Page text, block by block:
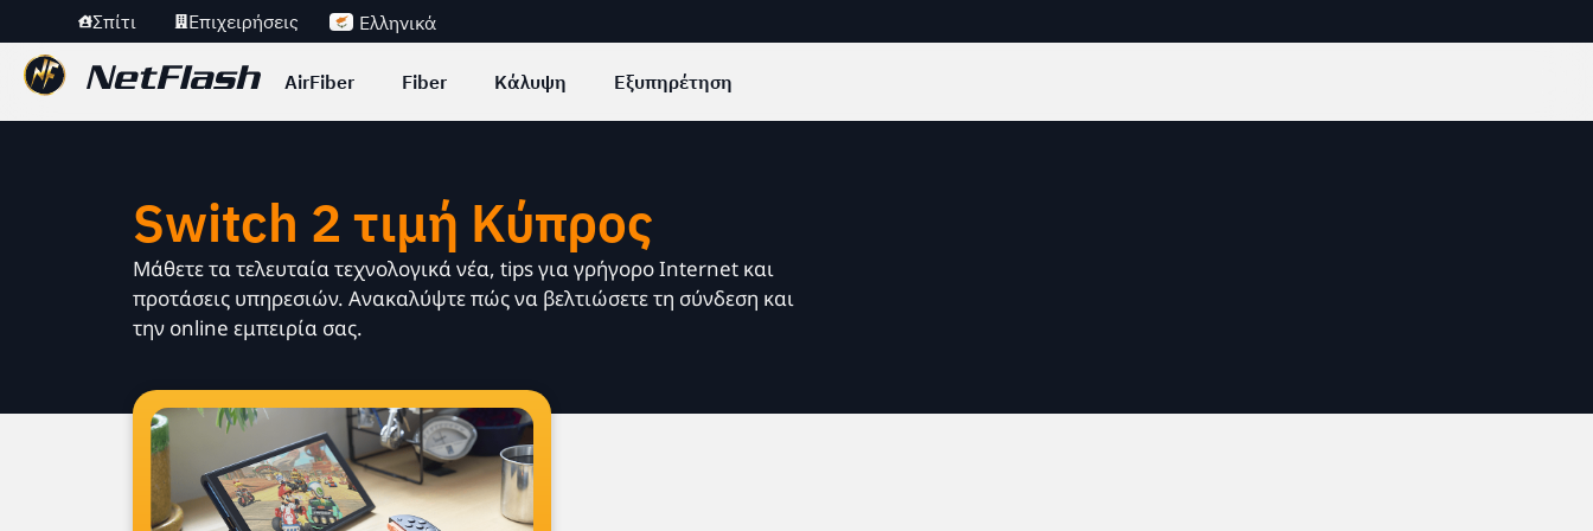
Σπίτι Επιχειρήσεις Ελληνικά
AirFiber Fiber Κάλυψη Εξυπηρέτηση
Switch 2 τιμή Κύπρος
Μάθετε τα τελευταία τεχνολογικά νέα, tips για γρήγορο Internet και
προτάσεις υπηρεσιών. Ανακαλύψτε πώς να βελτιώσετε τη σύνδεση και
την online εμπειρία σας.